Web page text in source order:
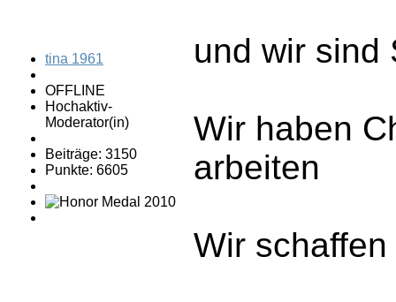
tina 1961
OFFLINE
Hochaktiv-
Moderator(in)
Beiträge: 3150
Punkte: 6605
und wir sind
Wir haben
arbeiten
Wir